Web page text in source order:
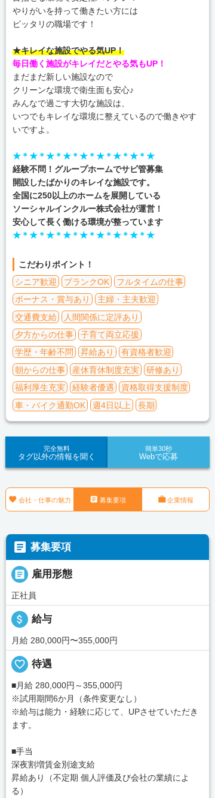
やりがいを持って働きたい方には
ピッタリの職場です！
★キレイな施設でやる気UP！
毎日働く施設がキレイだとやる気もUP！
まだまだ新しい施設なので
クリーンな環境で衛生面も安心♪
みんなで過ごす大切な施設は、
いつでもキレイな環境に整えているので働きやす
いですよ。
★＊★＊★＊★＊★＊★＊★＊★＊★
経験不問！グループホームでサビ管募集
開設したばかりのキレイな施設です。
全国に250以上のホームを展開している
ソーシャルインクルー株式会社が運営！
安心して長く働ける環境が整っています
★＊★＊★＊★＊★＊★＊★＊★＊★
こだわりポイント！
シニア歓迎
ブランクOK
フルタイムの仕事
ボーナス・賞与あり
主婦・主夫歓迎
交通費支給
人間関係に定評あり
夕方からの仕事
子育て両立応援
学歴・年齢不問
昇給あり
有資格者歓迎
朝からの仕事
産休育休制度充実
研修あり
福利厚生充実
経験者優遇
資格取得支援制度
車・バイク通勤OK
週4日以上 長期
完全無料
タグ以外の情報を聞く
簡単30秒
Webで応募
 会社・仕事の魅力  募集要項 企業情報
 募集要項
 雇用形態
正社員
attach_money 給与
月給 280,000円〜355,000円
favorite_border 待遇
■月給 280,000円～355,000円
※試用期間6か月（条件変更なし）
※給与は能力・経験に応じて、UPさせていただき
ます。
■手当
深夜割増賃金別途支給
昇給あり（不定期 個人評価及び会社の業績によ
る）